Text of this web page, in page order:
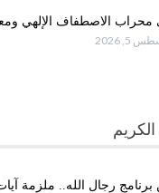
محراب الاصطفاف الإلهي
5, 2026
برنامج رجال الله.. ملزمة